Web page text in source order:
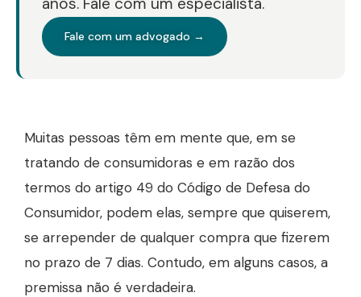
Fale com um advogado →
Muitas pessoas têm em mente que, em se
tratando de consumidoras e em razão dos
termos do artigo 49 do Código de Defesa do
Consumidor, podem elas, sempre que quiserem,
se arrepender de qualquer compra que fizerem
no prazo de 7 dias. Contudo, em alguns casos, a
premissa não é verdadeira.